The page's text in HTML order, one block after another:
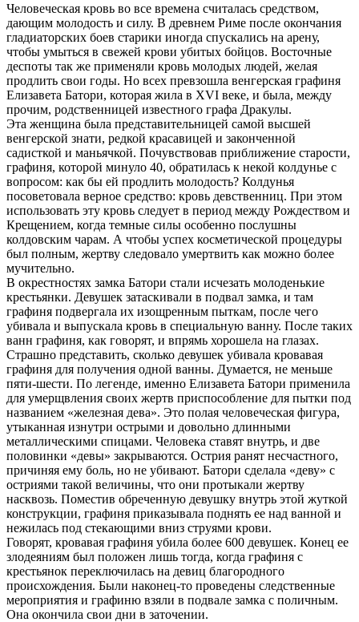
Человеческая кровь во все времена считалась средством,
дающим молодость и силу. В древнем Риме после окончания
гладиаторских боев старики иногда спускались на арену,
чтобы умыться в свежей крови убитых бойцов. Восточные
деспоты так же применяли кровь молодых людей, желая
продлить свои годы. Но всех превзошла венгерская графиня
Елизавета Батори, которая жила в XVI веке, и была, между
прочим, родственницей известного графа Дракулы.
Эта женщина была представительницей самой высшей
венгерской знати, редкой красавицей и законченной
садисткой и маньячкой. Почувствовав приближение старости,
графиня, которой минуло 40, обратилась к некой колдунье с
вопросом: как бы ей продлить молодость? Колдунья
посоветовала верное средство: кровь девственниц. При этом
использовать эту кровь следует в период между Рождеством и
Крещением, когда темные силы особенно послушны
колдовским чарам. А чтобы успех косметической процедуры
был полным, жертву следовало умертвить как можно более
мучительно.
В окрестностях замка Батори стали исчезать молоденькие
крестьянки. Девушек затаскивали в подвал замка, и там
графиня подвергала их изощренным пыткам, после чего
убивала и выпускала кровь в специальную ванну. После таких
ванн графиня, как говорят, и впрямь хорошела на глазах.
Страшно представить, сколько девушек убивала кровавая
графиня для получения одной ванны. Думается, не меньше
пяти-шести. По легенде, именно Елизавета Батори применила
для умерщвления своих жертв приспособление для пытки под
названием «железная дева». Это полая человеческая фигура,
утыканная изнутри острыми и довольно длинными
металлическими спицами. Человека ставят внутрь, и две
половинки «девы» закрываются. Острия ранят несчастного,
причиняя ему боль, но не убивают. Батори сделала «деву» с
остриями такой величины, что они протыкали жертву
насквозь. Поместив обреченную девушку внутрь этой жуткой
конструкции, графиня приказывала поднять ее над ванной и
нежилась под стекающими вниз струями крови.
Говорят, кровавая графиня убила более 600 девушек. Конец ее
злодеяниям был положен лишь тогда, когда графиня с
крестьянок переключилась на девиц благородного
происхождения. Были наконец-то проведены следственные
мероприятия и графиню взяли в подвале замка с поличным.
Она окончила свои дни в заточении.